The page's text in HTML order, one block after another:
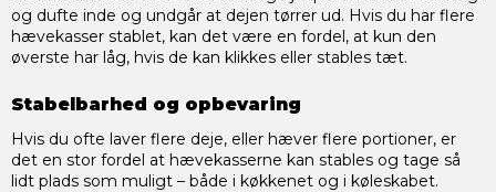
og dufte inde og undgår at dejen tørrer ud. Hvis du har flere
hævekasser stablet, kan det være en fordel, at kun den
øverste har låg, hvis de kan klikkes eller stables tæt.
Stabelbarhed og opbevaring
Hvis du ofte laver flere deje, eller hæver flere portioner, er
det en stor fordel at hævekasserne kan stables og tage så
lidt plads som muligt – både i køkkenet og i køleskabet.